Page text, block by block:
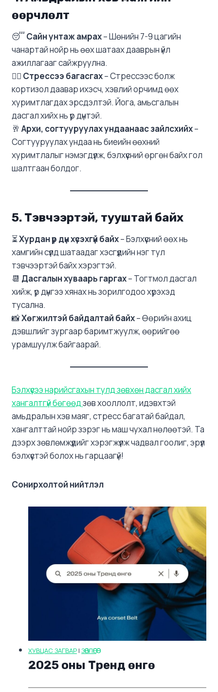
өөрчлөлт
😴Сайн унтаж амрах– Шөнийн 7-9 цагийн
чанартай нойр нь өөх шатаах дааврын үйл
ажиллагааг сайжруулна.
🧘‍♀️ Стрессээ багасгах– Стрессээс болж
кортизол даавар ихэсч, хэвлий орчимд өөх
хуримтлагдах эрсдэлтэй. Йога, амьсгалын
дасгал хийх нь үр дүнтэй.
🥂 Архи, согтууруулах ундаанаас зайлсхийх–
Согтууруулах ундаа нь биеийн өөхний
хуримтлалыг нэмэгдүүлж, бэлхүүсний өргөн байх гол
шалтгаан болдог.
5. Тэвчээртэй, тууштай байх
⏳Хурдан үр дүн хүсэхгүй байх– Бэлхүүсний өөх нь
хамгийн сүүлд шатаадаг хэсгүүдийн нэг тул
тэвчээртэй байх хэрэгтэй.
📆 Дасгалын хуваарь гаргах– Тогтмол дасгал
хийж, үр дүнгээ хянах нь зорилгодоо хүрэхэд
тусална.
📸Хөгжилтэй байдалтай байх– Өөрийн ахиц
дэвшлийг зургаар баримтжуулж, өөрийгөө
урамшуулж байгаарай.
Бэлхүүсээ нарийсгахын тулд зөвхөн дасгал хийх
хангалтгүй бөгөөдзөв хооллолт, идэвхтэй
амьдралын хэв маяг, стресс багатай байдал,
хангалттай нойр зэрэг нь маш чухал нөлөөтэй. Та
дээрх зөвлөмжүүдийг хэрэгжүүлж чадвал гоолиг, эрүүл
бэлхүүстэй болох нь гарцаагүй!
Сонирхолтой нийтлэл
ХУВЦАС ЗАГВАР | ЗӨВЛӨГӨӨ
2025 оны Тренд өнгө